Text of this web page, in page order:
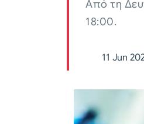
Από τη
18:00.
11 Jun